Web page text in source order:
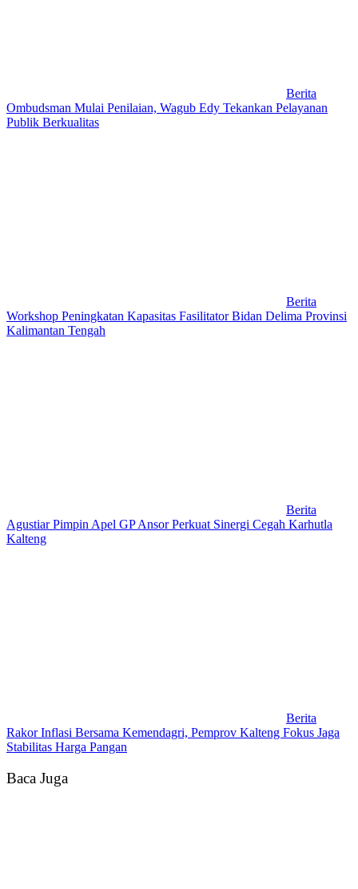
Berita
Ombudsman Mulai Penilaian, Wagub Edy Tekankan Pelayanan
Publik Berkualitas
Berita
Workshop Peningkatan Kapasitas Fasilitator Bidan Delima Provinsi
Kalimantan Tengah
Berita
Agustiar Pimpin Apel GP Ansor Perkuat Sinergi Cegah Karhutla
Kalteng
Berita
Rakor Inflasi Bersama Kemendagri, Pemprov Kalteng Fokus Jaga
Stabilitas Harga Pangan
Baca Juga